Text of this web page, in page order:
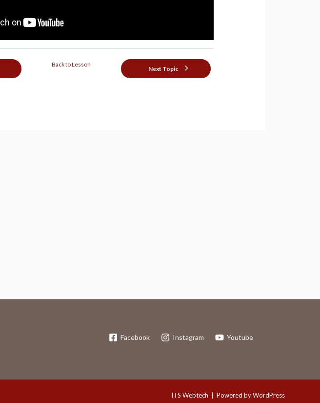
Back to Lesson
Next Topic
Facebook Instagram Youtube
ITS Webtech | Powered by WordPress